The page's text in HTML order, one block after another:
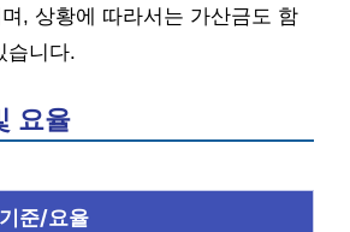
, 상황에 따라서는 가산금도 함
습니다.
요율
기준/요율